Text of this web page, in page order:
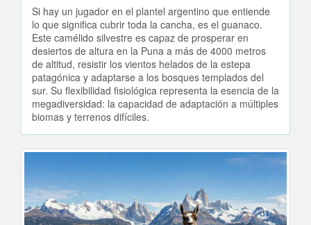
Si hay un jugador en el plantel argentino que entiende
lo que significa cubrir toda la cancha, es el guanaco.
Este camélido silvestre es capaz de prosperar en
desiertos de altura en la Puna a más de 4000 metros
de altitud, resistir los vientos helados de la estepa
patagónica y adaptarse a los bosques templados del
sur. Su flexibilidad fisiológica representa la esencia de la
megadiversidad: la capacidad de adaptación a múltiples
biomas y terrenos difíciles.